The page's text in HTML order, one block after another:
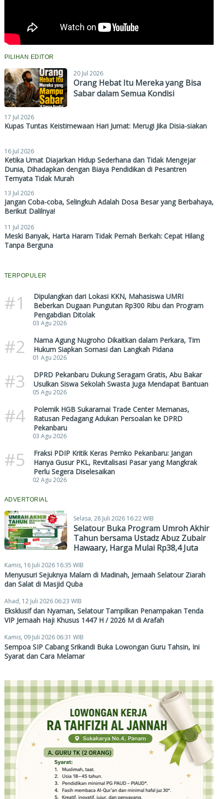
PILIHAN EDITOR
20 Jul 2026
Orang Hebat Itu Mereka yang Bisa
Sabar dalam Semua Kondisi
17 Jul 2026
Kupas Tuntas Keistimewaan Hari Jumat: Merugi Jika Disia-siakan
16 Jul 2026
Ketika Umat Diajarkan Hidup Sederhana dan Tidak Mengejar
Dunia, Dihadapkan dengan Biaya Pendidikan di Pesantren
Ternyata Tidak Murah
13 Jul 2026
Jangan Coba-coba, Selingkuh Adalah Dosa Besar yang Berbahaya,
Berikut Dalilnya!
11 Jul 2026
Meski Banyak, Harta Haram Tidak Pernah Berkah: Cepat Hilang
Tanpa Berguna
TERPOPULER
#1
Dipulangkan dari Lokasi KKN, Mahasiswa UMRI
Beberkan Dugaan Pungutan Rp300 Ribu dan Program
Pengabdian Ditolak
03 Agu 2026
#2
Nama Agung Nugroho Dikaitkan dalam Perkara, Tim
Hukum Siapkan Somasi dan Langkah Pidana
01 Agu 2026
#3
DPRD Pekanbaru Dukung Seragam Gratis, Abu Bakar
Usulkan Siswa Sekolah Swasta Juga Mendapat Bantuan
05 Agu 2026
#4
Polemik HGB Sukaramai Trade Center Memanas,
Ratusan Pedagang Adukan Persoalan ke DPRD
Pekanbaru
03 Agu 2026
#5
Fraksi PDIP Kritik Keras Pemko Pekanbaru: Jangan
Hanya Gusur PKL, Revitalisasi Pasar yang Mangkrak
Perlu Segera Diselesaikan
02 Agu 2026
ADVERTORIAL
Selasa, 28 Juli 2026 16:22 WIB
Selatour Buka Program Umroh Akhir
Tahun bersama Ustadz Abuz Zubair
Hawaary, Harga Mulai Rp38,4 Juta
Kamis, 16 Juli 2026 16:35 WIB
Menyusuri Sejuknya Malam di Madinah, Jemaah Selatour Ziarah
dan Salat di Masjid Quba
Ahad, 12 Juli 2026 06:23 WIB
Eksklusif dan Nyaman, Selatour Tampilkan Penampakan Tenda
VIP Jemaah Haji Khusus 1447 H / 2026 M di Arafah
Kamis, 09 Juli 2026 06:31 WIB
Sempoa SIP Cabang Srikandi Buka Lowongan Guru Tahsin, Ini
Syarat dan Cara Melamar